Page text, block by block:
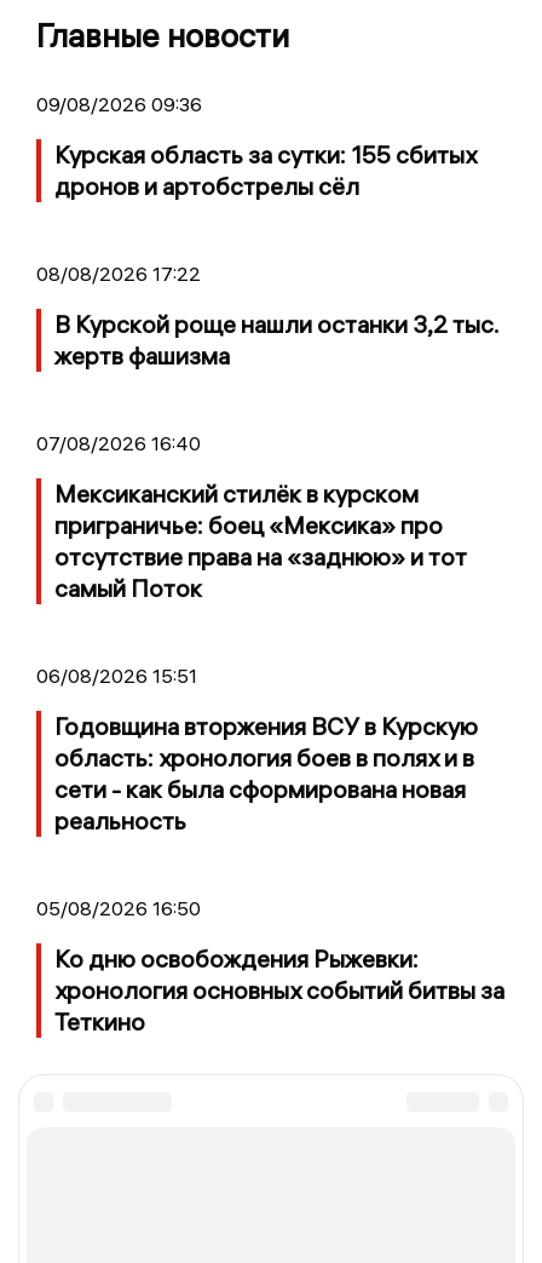
Главные новости
09/08/2026 09:36
Курская область за сутки: 155 сбитых
дронов и артобстрелы сёл
08/08/2026 17:22
В Курской роще нашли останки 3,2 тыс.
жертв фашизма
07/08/2026 16:40
Мексиканский стилёк в курском
приграничье: боец «Мексика» про
отсутствие права на «заднюю» и тот
самый Поток
06/08/2026 15:51
Годовщина вторжения ВСУ в Курскую
область: хронология боев в полях и в
сети - как была сформирована новая
реальность
05/08/2026 16:50
Ко дню освобождения Рыжевки:
хронология основных событий битвы за
Теткино